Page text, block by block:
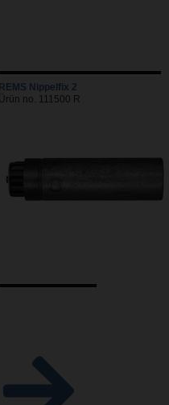
REMS Nippelfix 2
Ürün no. 111500 R